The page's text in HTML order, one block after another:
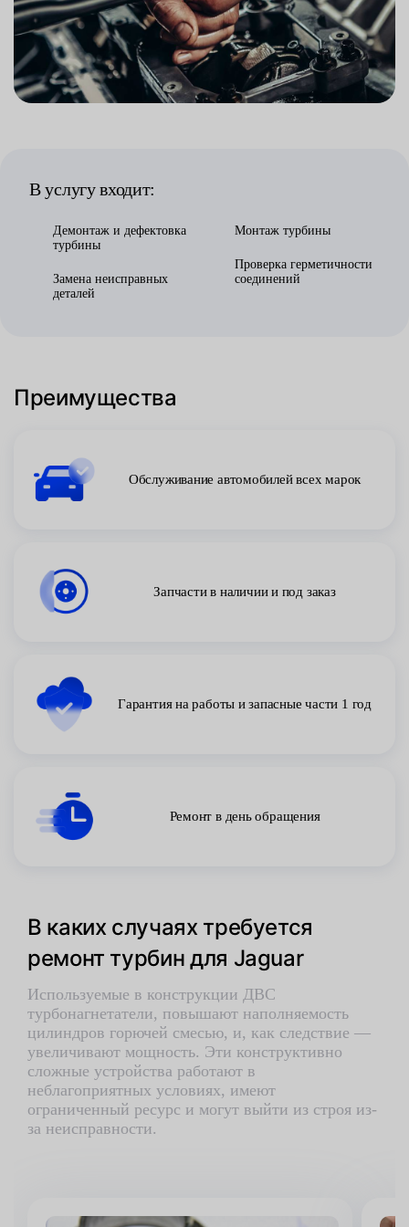
В услугу входит:
Демонтаж и дефектовка
турбины
Замена неисправных
деталей
Монтаж турбины
Проверка герметичности
соединений
Преимущества
Обслуживание автомобилей всех марок
Запчасти в наличии и под заказ
Гарантия на работы и запасные части 1 год
Ремонт в день обращения
В каких случаях требуется
ремонт турбин для Jaguar
Используемые в конструкции ДВС
турбонагнетатели, повышают наполняемость
цилиндров горючей смесью, и, как следствие —
увеличивают мощность. Эти конструктивно
сложные устройства работают в
неблагоприятных условиях, имеют
ограниченный ресурс и могут выйти из строя из-
за неисправности.